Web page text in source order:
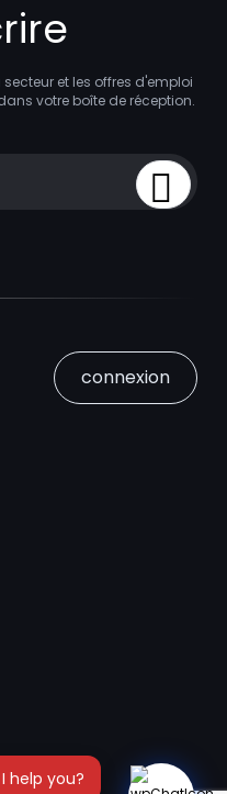
et les offres d'emploi
votre boîte de réception.
Sign Up
connexion